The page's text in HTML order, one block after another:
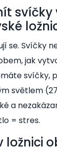
svíčky
se. Svíčky
jak
svíčky,
světlem
a
= stres.
ložnici